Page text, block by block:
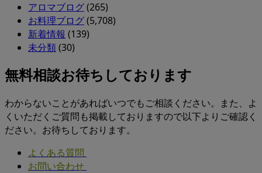
アロマブログ(265)
お料理ブログ(5,708)
新着情報 (139)
未分類(30)
無料相談お待ちしております
わからないことがあればいつでもご相談ください。また、よ
くいただくご質問も掲載しておりますので以下よりご確認く
ださい。お待ちしております。
よくある質問
お問い合わせ